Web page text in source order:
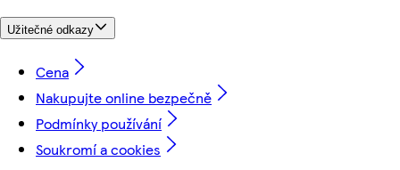
Užitečné odkazy
Cena
Nakupujte online bezpečně
Podmínky používání
Soukromí a cookies